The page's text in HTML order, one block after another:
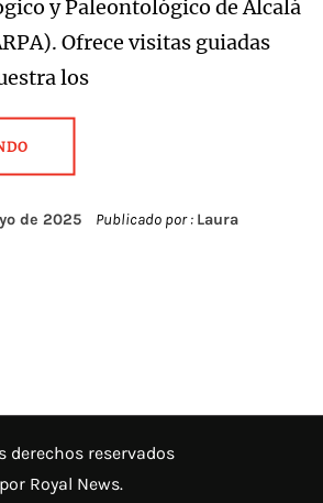
y Paleontológico de Alcalá
Ofrece visitas guiadas
los
de 2025 Publicado por : Laura
derechos reservados
por Royal News.